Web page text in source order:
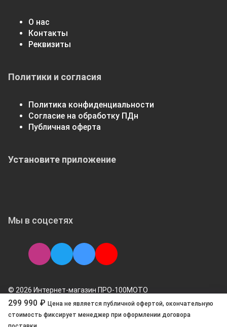
299 990 ₽ Цена не является публичной офертой, окончательную
стоимоcть фиксирует менеджер при оформлении договора
О нас
Контакты
Реквизиты
Политики и согласия
Политика конфиденциальности
Согласие на обработку ПДн
Публичная оферта
Мы в соцсетях
Установите приложение
© 2026 Интернет-магазин ПРО-100МОТО